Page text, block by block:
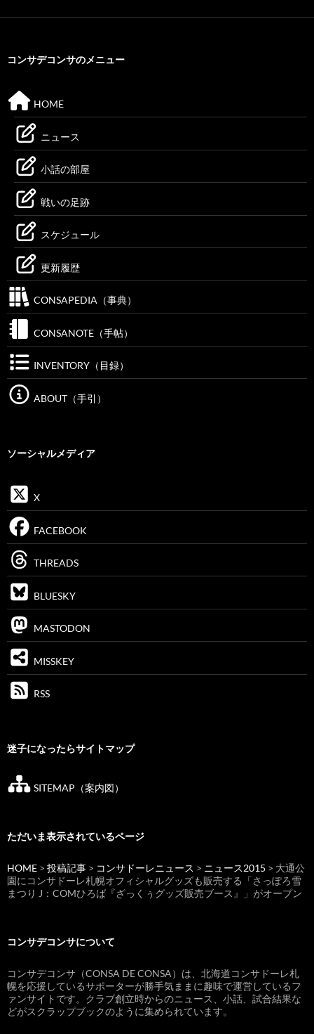
コンサデコンサのメニュー
HOME
ニュース
小話の部屋
戦いの足跡
スケジュール
更新履歴
CONSAPEDIA（事典）
CONSANOTE（手帖）
INVENTORY（目録）
ABOUT（手引）
ソーシャルメディア
X
FACEBOOK
THREADS
BLUESKY
MASTODON
MISSKEY
RSS
迷子になったらサイトマップ
SITEMAP（案内図）
ただいま表示されているページ
HOME > 投稿記事 > コンサドーレニュース > ニュース2015 > 大通公
園にコンサドーレ札幌オフィシャルグッズも販売する「さっぽろ雪
まつり J：COMひろば『ざっくぅグッズ販売ブース』」がオープン
コンサデコンサについて
コンサデコンサ（CONSA DE CONSA）は、北海道コンサドーレ札
幌を応援しているサポーターが勝手気ままに趣味で運営しているフ
ァンサイトです。クラブ創立時からのニュース、小話、試合結果な
どがスクラップブックのように集められています。